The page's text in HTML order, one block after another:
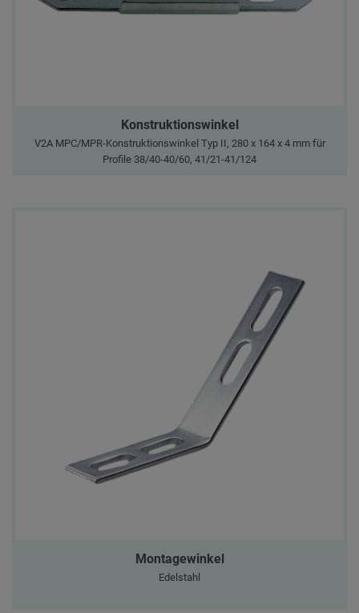
Konstruktionswinkel
V2A MPC/MPR-Konstruktionswinkel Typ II, 280 x 164 x 4 mm für
Profile 38/40-40/60, 41/21-41/124
Montagewinkel
Edelstahl